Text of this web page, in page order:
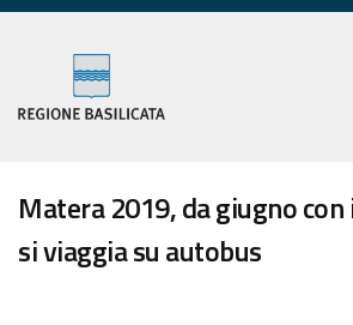
Matera 2019, da giugno
si viaggia su autobus